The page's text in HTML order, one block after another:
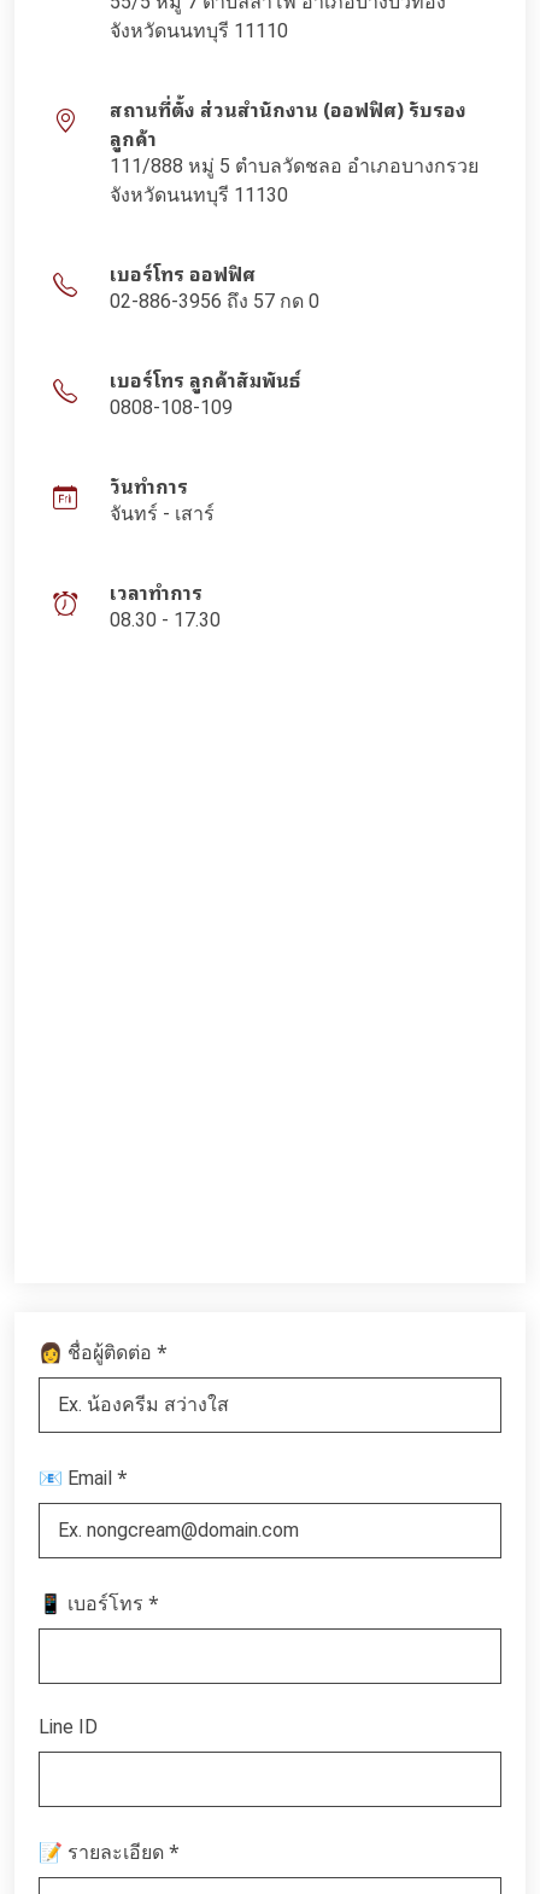
จังหวัดนนทบุรี 11110
สถานที่ตั้ง ส่วนสำนักงาน (ออฟฟิศ) รับรอง
ลูกค้า
111/888 หมู่ 5 ตำบลวัดชลอ อำเภอบางกรวย
จังหวัดนนทบุรี 11130
เบอร์โทร ออฟฟิศ
02-886-3956 ถึง 57 กด 0
เบอร์โทร ลูกค้าสัมพันธ์
0808-108-109
วันทำการ
จันทร์ - เสาร์
เวลาทำการ
08.30 - 17.30
👩 ชื่อผู้ติดต่อ *
📧 Email *
📱 เบอร์โทร *
Line ID
📝 รายละเอียด *